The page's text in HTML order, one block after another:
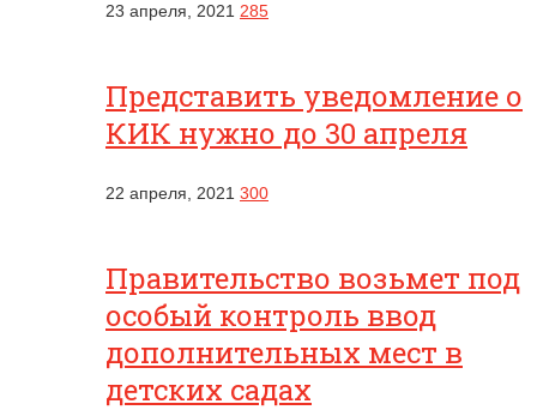
23 апреля, 2021 285
Представить уведомление о
КИК нужно до 30 апреля
22 апреля, 2021 300
Правительство возьмет под
особый контроль ввод
дополнительных мест в
детских садах